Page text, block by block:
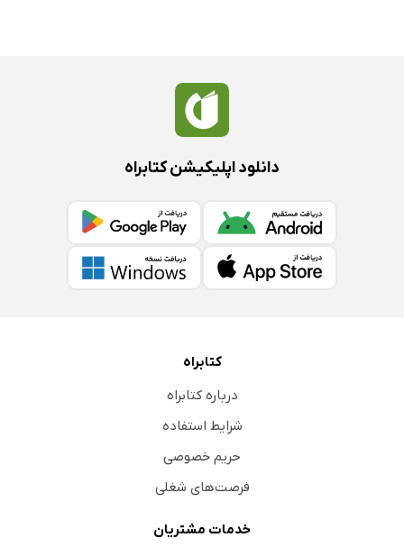
دانلود اپلیکیشن کتابراه
کتابراه
درباره کتابراه
شرایط استفاده
حریم خصوصی
فرصت‌های شغلی
خدمات مشتریان